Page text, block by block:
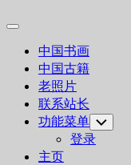
Expand
中国书画
中国古籍
老照片
联系站长
功能菜单 Toggle
Child
Menu
登录
主页